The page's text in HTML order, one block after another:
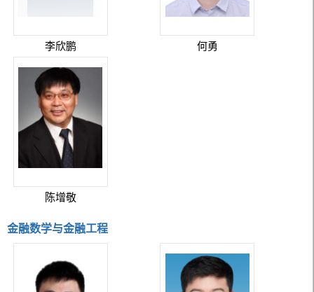
李欣鹏 何勇
陈增敬
金融数学与金融工程